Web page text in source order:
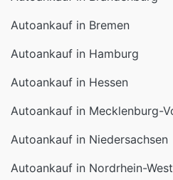
Autoankauf in Niedersachsen
Autoankauf in Rheinland-Pfalz